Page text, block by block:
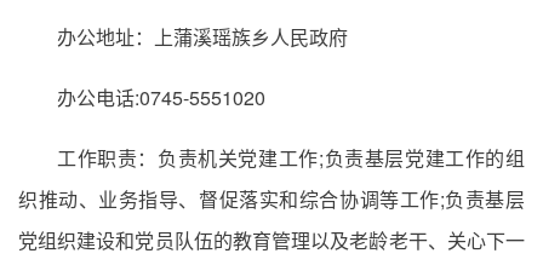
办公地址：上蒲溪瑶族乡人民政府
办公电话:0745-5551020
工作职责：负责机关党建工作;负责基层党建工作的组
织推动、业务指导、督促落实和综合协调等工作;负责基层
党组织建设和党员队伍的教育管理以及老龄老干、关心下一